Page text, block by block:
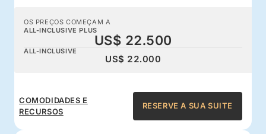
OS PREÇOS COMEÇAM A
ALL-INCLUSIVE PLUS
US$ 22.500
ALL-INCLUSIVE
US$ 22.000
COMODIDADES E
RECURSOS
RESERVE A SUA SUITE